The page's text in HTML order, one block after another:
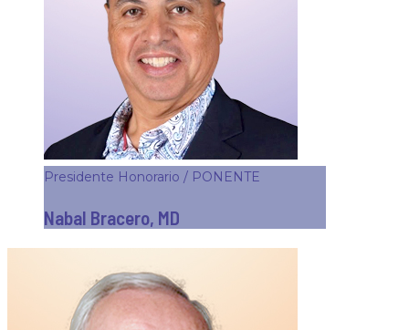
Presidente Honorario / PONENTE
Nabal Bracero, MD